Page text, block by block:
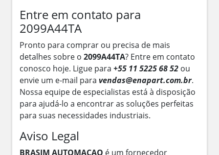
Entre em contato para
2099A44TA
Pronto para comprar ou precisa de mais
detalhes sobre o 2099A44TA? Entre em contato
conosco hoje. Ligue para +55 11 5225 68 52 ou
envie um e-mail para vendas@enapart.com.br.
Nossa equipe de especialistas está à disposição
para ajudá-lo a encontrar as soluções perfeitas
para suas necessidades industriais.
Aviso Legal
BRASIM AUTOMACAO é um fornecedor